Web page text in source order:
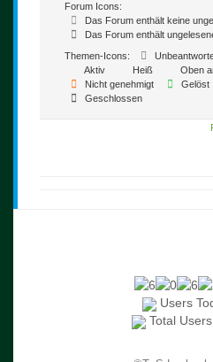
Forum Icons:
Das Forum enthält keine
Das Forum enthält
Themen-Icons:
Aktiv
Heiß
Oben
Nicht genehmigt
Gelöst
Geschlossen
Users
Total